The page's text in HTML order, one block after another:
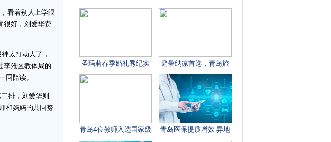
看着别人上学眼
很好，刘爱华费
太打动人了，
李沧区教体局的
同陪读。
排，刘爱华则
和妈妈的共同努